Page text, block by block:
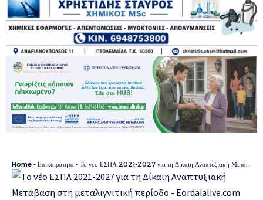
Home - Επικαιρότητα - Το νέο ΕΣΠΑ 2021-2027 για τη Δίκαιη Αναπτυξιακή Μετάβαση στη μεταλιγνιτική περίοδο